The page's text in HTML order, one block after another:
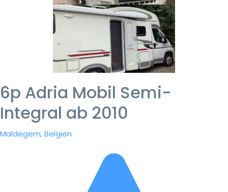
6p Adria Mobil Semi-
Integral ab 2010
Maldegem, Belgien